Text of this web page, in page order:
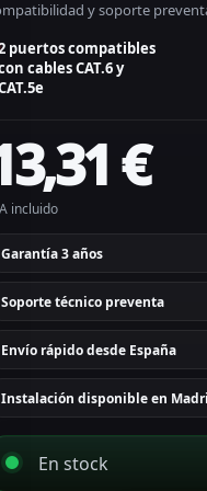
y soporte
puertos compatibles
cables CAT.6 y
€
incluido
Garantía 3 años
Soporte técnico preventa
Envío rápido desde España
Instalación disponible en
En stock